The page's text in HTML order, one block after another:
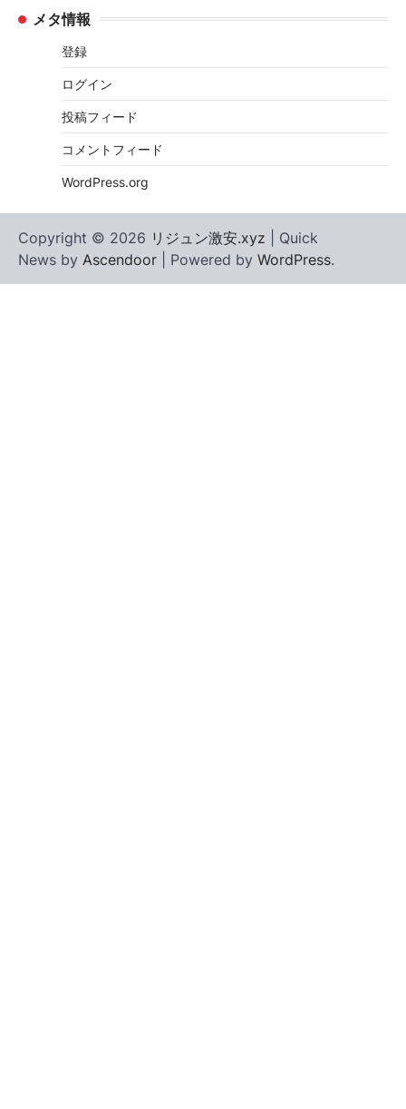
メタ情報
登録
ログイン
投稿フィード
コメントフィード
WordPress.org
Copyright © 2026 リジュン激安.xyz | Quick
News by Ascendoor | Powered by WordPress.